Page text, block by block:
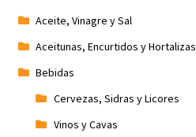
Aceite, Vinagre y Sal
Aceitunas, Encurtidos y Hortalizas
Bebidas
Cervezas, Sidras y Licores
Vinos y Cavas